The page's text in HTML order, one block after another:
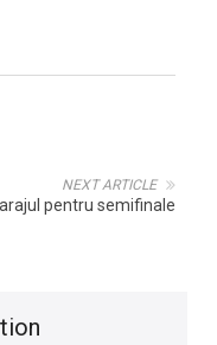
NEXT ARTICLE
pentru semifinale